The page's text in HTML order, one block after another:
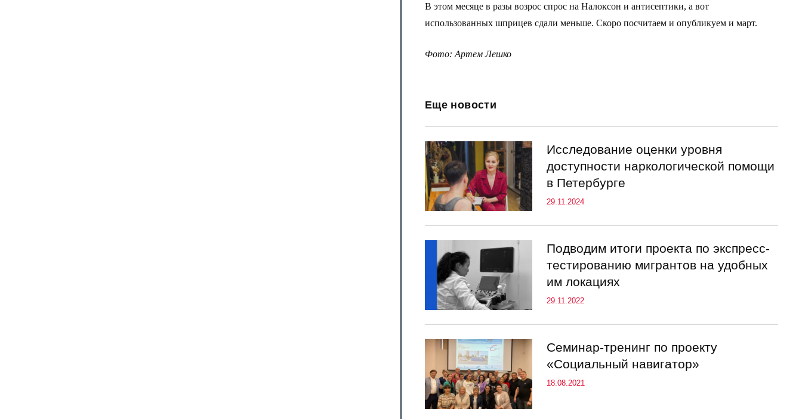
В этом месяце в разы возрос спрос на Налоксон и антисептики, а вот
использованных шприцев сдали меньше. Скоро посчитаем и опубликуем и март.
Фото: Артем Лешко
Еще новости
Исследование оценки уровня
доступности наркологической помощи
в Петербурге
29.11.2024
Подводим итоги проекта по экспресс-
тестированию мигрантов на удобных
им локациях
29.11.2022
Семинар-тренинг по проекту
«Социальный навигатор»
18.08.2021